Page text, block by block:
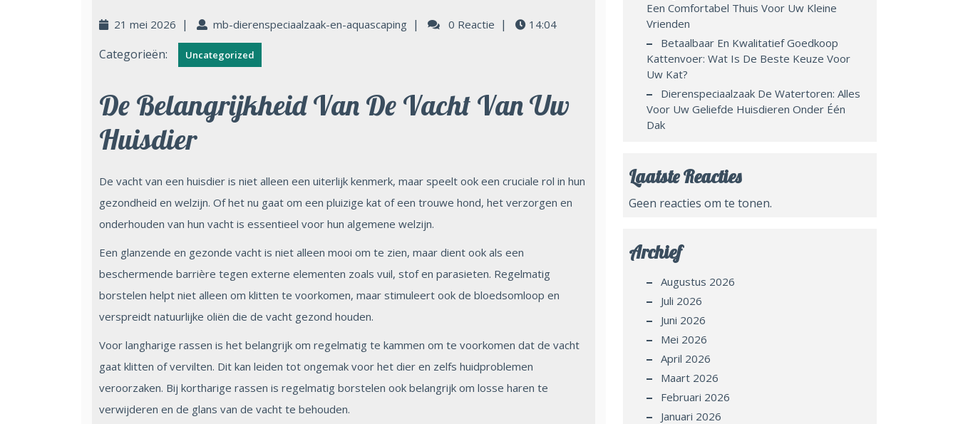
21 mei 2026 | mb-dierenspeciaalzaak-en-aquascaping | 0 Reactie | 14:04
Categorieën: Uncategorized
De Belangrijkheid Van De Vacht Van Uw
Huisdier
De vacht van een huisdier is niet alleen een uiterlijk kenmerk, maar speelt ook een cruciale rol in hun
gezondheid en welzijn. Of het nu gaat om een pluizige kat of een trouwe hond, het verzorgen en
onderhouden van hun vacht is essentieel voor hun algemene welzijn.
Een glanzende en gezonde vacht is niet alleen mooi om te zien, maar dient ook als een
beschermende barrière tegen externe elementen zoals vuil, stof en parasieten. Regelmatig
borstelen helpt niet alleen om klitten te voorkomen, maar stimuleert ook de bloedsomloop en
verspreidt natuurlijke oliën die de vacht gezond houden.
Voor langharige rassen is het belangrijk om regelmatig te kammen om te voorkomen dat de vacht
gaat klitten of vervilten. Dit kan leiden tot ongemak voor het dier en zelfs huidproblemen
veroorzaken. Bij kortharige rassen is regelmatig borstelen ook belangrijk om losse haren te
verwijderen en de glans van de vacht te behouden.
Een Comfortabel Thuis Voor Uw Kleine
Vrienden
Betaalbaar En Kwalitatief Goedkoop
Kattenvoer: Wat Is De Beste Keuze Voor
Uw Kat?
Dierenspeciaalzaak De Watertoren: Alles
Voor Uw Geliefde Huisdieren Onder Één
Dak
Laatste Reacties
Geen reacties om te tonen.
Archief
Augustus 2026
Juli 2026
Juni 2026
Mei 2026
April 2026
Maart 2026
Februari 2026
Januari 2026